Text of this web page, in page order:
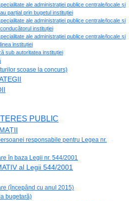
ale administrației publice centrale/locale și
parțial prin bugetul instituției
ale administrației publice centrale/locale și
instituției
ale administrației publice centrale/locale și
instituției
sub autoritatea instituției
scoase la concurs)
PUBLIC
responsabile pentru Legea nr.
în baza Legii nr. 544/2001
al Legii 544/2001
(începând cu anul 2015)
bugetară)